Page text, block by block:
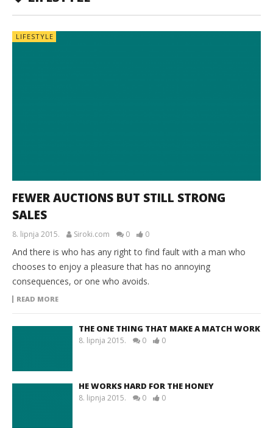
LIFESTYLE
FEWER AUCTIONS BUT STILL STRONG
SALES
8. lipnja 2015. Siroki.com 0 0
And there is who has any right to find fault with a man who
chooses to enjoy a pleasure that has no annoying
consequences, or one who avoids.
READ MORE
THE ONE THING THAT MAKE A MATCH WORK
8. lipnja 2015. 0 0
HE WORKS HARD FOR THE HONEY
8. lipnja 2015. 0 0